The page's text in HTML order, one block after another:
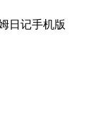
日记手机版